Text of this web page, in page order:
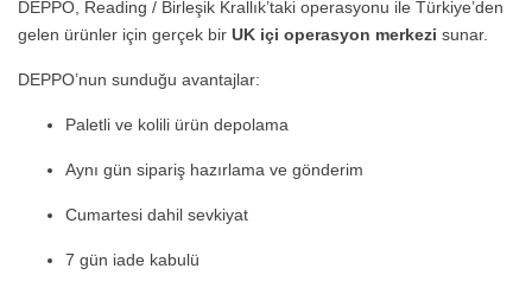
DEPPO, Reading / Birleşik Krallık’taki operasyonu ile Türkiye’den
gelen ürünler için gerçek bir UK içi operasyon merkezi sunar.
DEPPO’nun sunduğu avantajlar:
Paletli ve kolili ürün depolama
Aynı gün sipariş hazırlama ve gönderim
Cumartesi dahil sevkiyat
7 gün iade kabulü